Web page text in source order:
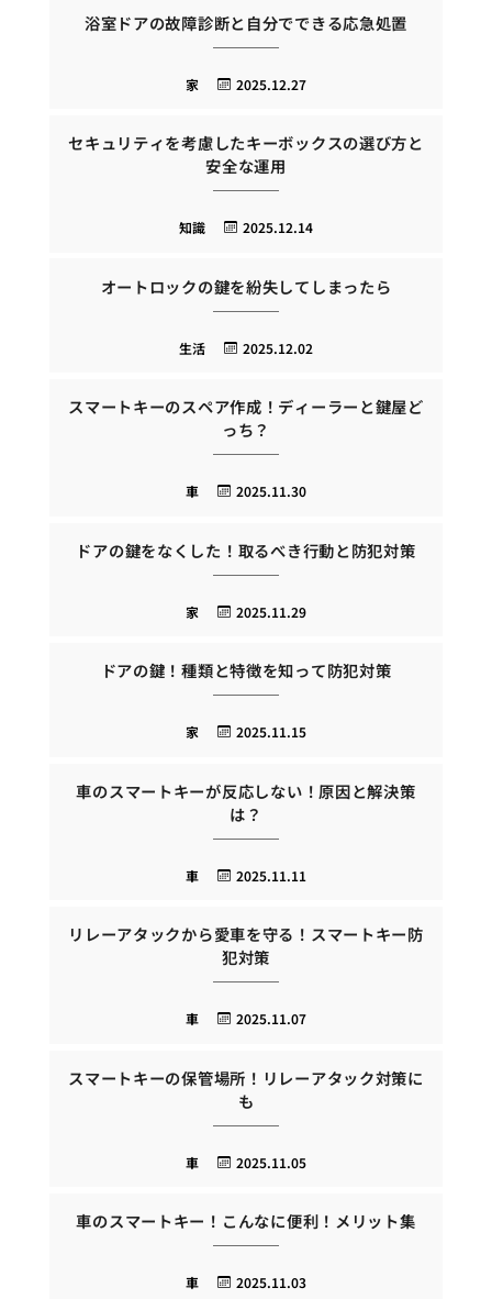
浴室ドアの故障診断と自分でできる応急処置
2025.12.27
家
セキュリティを考慮したキーボックスの選び方と
安全な運用
2025.12.14
知識
オートロックの鍵を紛失してしまったら
2025.12.02
生活
スマートキーのスペア作成！ディーラーと鍵屋ど
っち？
2025.11.30
車
ドアの鍵をなくした！取るべき行動と防犯対策
2025.11.29
家
ドアの鍵！種類と特徴を知って防犯対策
2025.11.15
家
車のスマートキーが反応しない！原因と解決策
は？
2025.11.11
車
リレーアタックから愛車を守る！スマートキー防
犯対策
2025.11.07
車
スマートキーの保管場所！リレーアタック対策に
も
2025.11.05
車
車のスマートキー！こんなに便利！メリット集
2025.11.03
車